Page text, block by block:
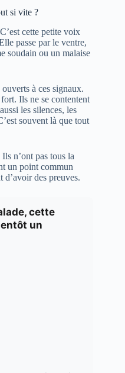
si vite ?
cette petite voix
passe par le ventre,
soudain ou un malaise
à ces signaux.
Ils ne se contentent
les silences, les
souvent là que tout
n’ont pas tous la
un point commun
d’avoir des preuves.
cette
un